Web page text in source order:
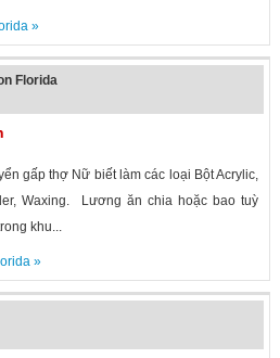
»
Florida
gấp thợ Nữ biết làm các loại Bột Acrylic,
Waxing. Lương ăn chia hoặc bao tuỳ
khu...
»